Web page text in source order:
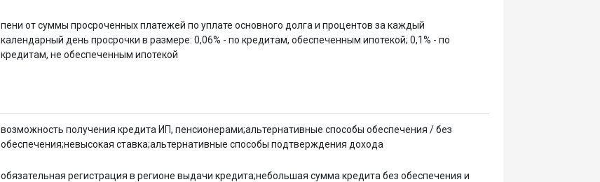
пени от суммы просроченных платежей по уплате основного долга и процентов за каждый
календарный день просрочки в размере: 0,06% - по кредитам, обеспеченным ипотекой; 0,1% - по
кредитам, не обеспеченным ипотекой
возможность получения кредита ИП, пенсионерами;альтернативные способы обеспечения / без
обеспечения;невысокая ставка;альтернативные способы подтверждения дохода
обязательная регистрация в регионе выдачи кредита;небольшая сумма кредита без обеспечения и